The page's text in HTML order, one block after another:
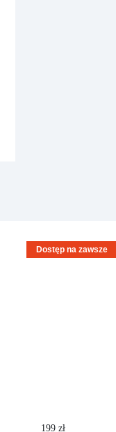
Dostęp na zawsze
199 zł